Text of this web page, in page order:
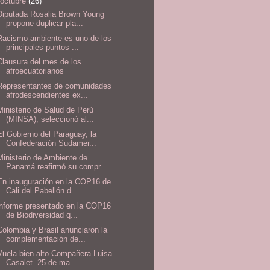
Rosalia Brown Young
propone duplicar pla...
ambiente es uno de los
principales puntos ...
del mes de los
afroecuatorianos
de comunidades
afrodescendientes ex...
de Salud de Perú
(MINSA), seleccionó al...
Gobierno del Paraguay, la
Confederación Sudamer...
de Ambiente de
Panamá reafirmó su compr...
inauguración en la COP16 de
Cali del Pabellón d...
presentado en la COP16
de Biodiversidad q...
y Brasil anunciaron la
complementación de...
bien alto Compañera Luisa
Casalet. 25 de ma...